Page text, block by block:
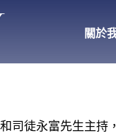
關於
司徒永富先生主持